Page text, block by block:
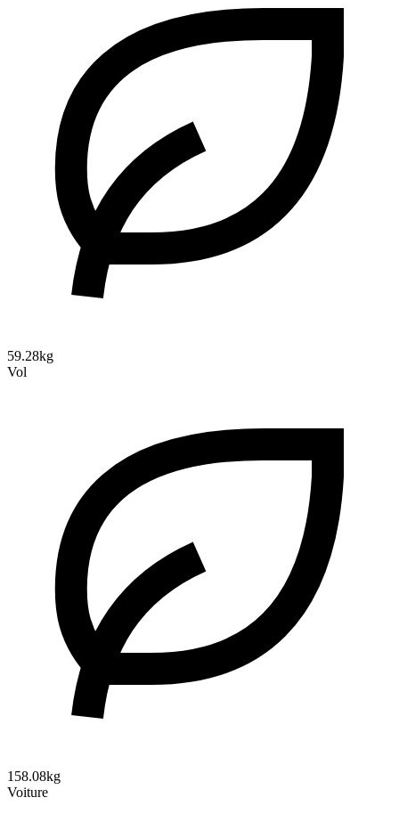
59.28kg
Vol
158.08kg
Voiture